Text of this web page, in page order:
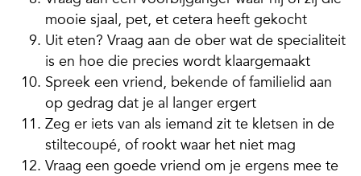
mooie sjaal, pet, et cetera heeft gekocht
Uit eten? Vraag aan de ober wat de specialiteit
is en hoe die precies wordt klaargemaakt
Spreek een vriend, bekende of familielid aan
op gedrag dat je al langer ergert
Zeg er iets van als iemand zit te kletsen in de
stiltecoupé, of rookt waar het niet mag
Vraag een goede vriend om je ergens mee te